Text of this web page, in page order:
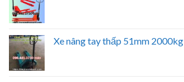
Xe nâng tay thấp 51mm 2000kg